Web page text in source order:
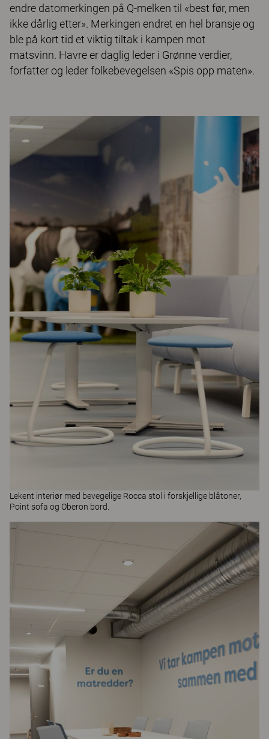
endre datomerkingen på Q-melken til «best før, men
ikke dårlig etter». Merkingen endret en hel bransje og
ble på kort tid et viktig tiltak i kampen mot
matsvinn. Havre er daglig leder i Grønne verdier,
forfatter og leder folkebevegelsen «Spis opp maten».
Lekent interiør med bevegelige Rocca stol i forskjellige blåtoner,
Point sofa og Oberon bord.